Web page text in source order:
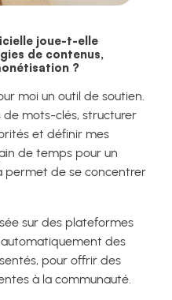
joue-t-elle
de contenus,
?
moi un outil de soutien.
de mots-clés, structurer
et définir mes
de temps pour un
permet de se concentrer
sur des plateformes
des
pour offrir des
à la communauté.